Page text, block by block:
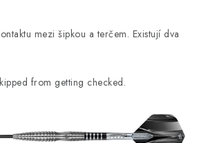
mezi šipkou a terčem. Existují dva
from getting checked.